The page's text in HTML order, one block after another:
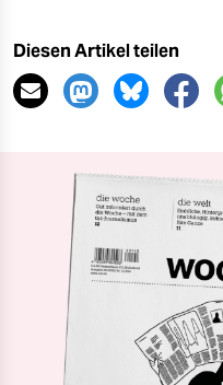
Diesen Artikel teilen